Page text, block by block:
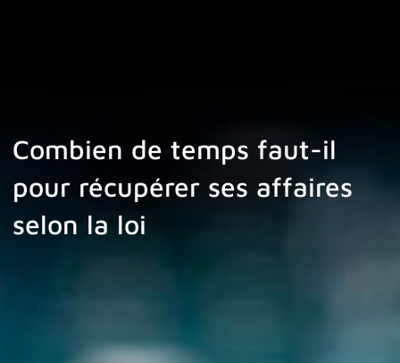
Combien de temps faut-il
pour récupérer ses affaires
selon la loi